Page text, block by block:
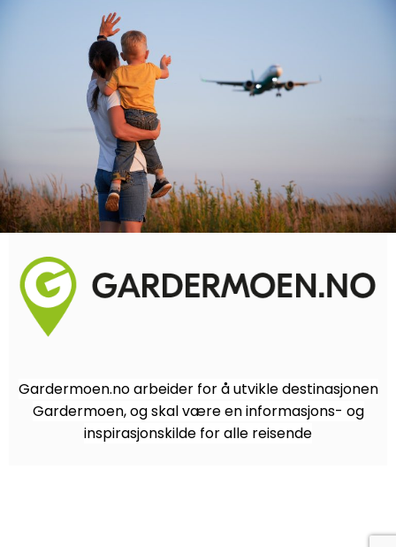
Gardermoen.no arbeider for å utvikle destinasjonen
Gardermoen, og skal være en informasjons- og
inspirasjonskilde for alle reisende